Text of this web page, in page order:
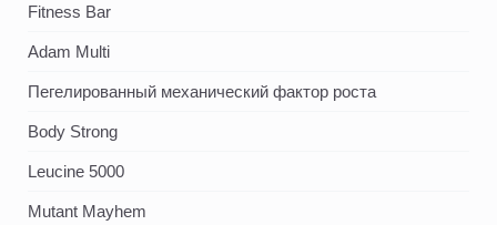
Fitness Bar
Adam Multi
Пегелированный механический фактор роста
Body Strong
Leucine 5000
Mutant Mayhem